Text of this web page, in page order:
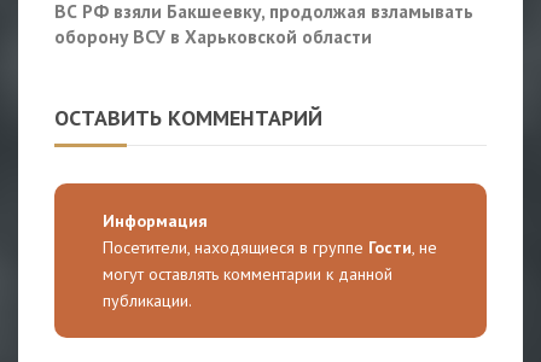
ВС РФ взяли Бакшеевку, продолжая взламывать
оборону ВСУ в Харьковской области
ОСТАВИТЬ КОММЕНТАРИЙ
Информация
Посетители, находящиеся в группе Гости, не
могут оставлять комментарии к данной
публикации.